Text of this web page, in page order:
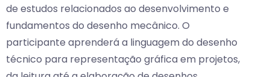
de estudos relacionados ao desenvolvimento e
fundamentos do desenho mecânico. O
participante aprenderá a linguagem do desenho
técnico para representação gráfica em projetos,